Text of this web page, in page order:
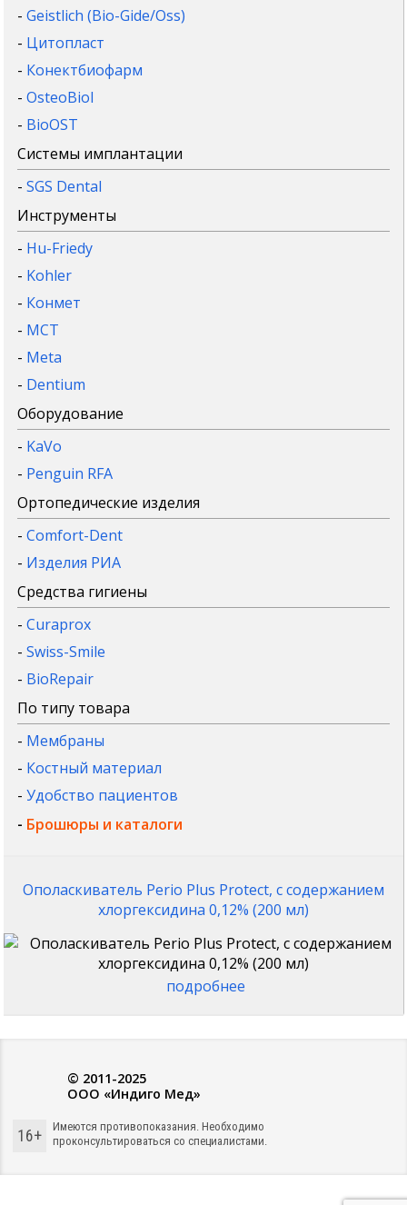
-Geistlich (Bio-Gide/Oss)
- Цитопласт
- Конектбиофарм
-OsteoBiol
- BioOST
Системы имплантации
-SGS Dental
Инструменты
- Hu-Friedy
- Kohler
- Конмет
- MCT
- Meta
- Dentium
Оборудование
- KaVo
- Penguin RFA
Ортопедические изделия
-Comfort-Dent
- Изделия РИА
Средства гигиены
-Curaprox
-Swiss-Smile
- BioRepair
По типу товара
- Мембраны
- Костный материал
-Удобство пациентов
- Брошюры и каталоги
Ополаскиватель Perio Plus Protect, с содержанием
хлоргексидина 0,12% (200 мл)
подробнее
© 2011-2025
ООО «Индиго Мед»
16+
Имеются противопоказания. Необходимо
проконсультироваться со специалистами.